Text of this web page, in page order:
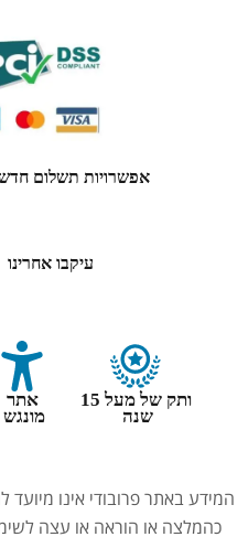
אפשרויות תשלום
עיקבו אחרינו
ותק של מעל 15
שנה
אתר
מונגש
המידע באתר פרובודי אינו
כהמלצה או הוראה או עצה